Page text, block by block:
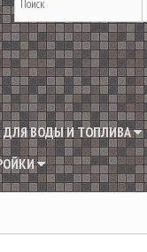
ДЛЯ ВОДЫ И ТОПЛИВА